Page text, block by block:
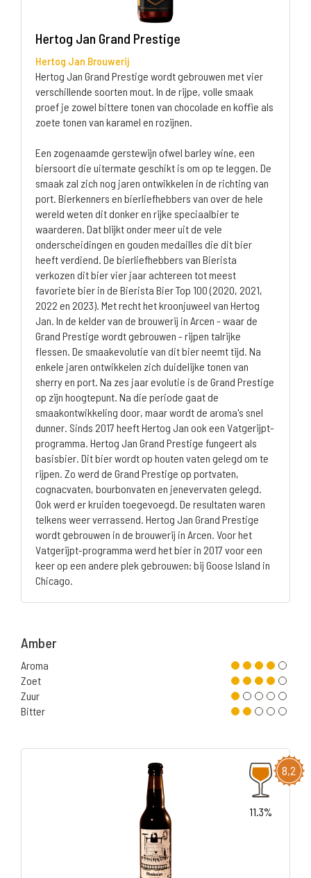
Hertog Jan Grand Prestige
Hertog Jan Brouwerij
Hertog Jan Grand Prestige wordt gebrouwen met vier
verschillende soorten mout. In de rijpe, volle smaak
proef je zowel bittere tonen van chocolade en koffie als
zoete tonen van karamel en rozijnen.
Een zogenaamde gerstewijn ofwel barley wine, een
biersoort die uitermate geschikt is om op te leggen. De
smaak zal zich nog jaren ontwikkelen in de richting van
port. Bierkenners en bierliefhebbers van over de hele
wereld weten dit donker en rijke speciaalbier te
waarderen. Dat blijkt onder meer uit de vele
onderscheidingen en gouden medailles die dit bier
heeft verdiend. De bierliefhebbers van Bierista
verkozen dit bier vier jaar achtereen tot meest
favoriete bier in de Bierista Bier Top 100 (2020, 2021,
2022 en 2023). Met recht het kroonjuweel van Hertog
Jan. In de kelder van de brouwerij in Arcen - waar de
Grand Prestige wordt gebrouwen - rijpen talrijke
flessen. De smaakevolutie van dit bier neemt tijd. Na
enkele jaren ontwikkelen zich duidelijke tonen van
sherry en port. Na zes jaar evolutie is de Grand Prestige
op zijn hoogtepunt. Na die periode gaat de
smaakontwikkeling door, maar wordt de aroma's snel
dunner. Sinds 2017 heeft Hertog Jan ook een Vatgerijpt-
programma. Hertog Jan Grand Prestige fungeert als
basisbier. Dit bier wordt op houten vaten gelegd om te
rijpen. Zo werd de Grand Prestige op portvaten,
cognacvaten, bourbonvaten en jenevervaten gelegd.
Ook werd er kruiden toegevoegd. De resultaten waren
telkens weer verrassend. Hertog Jan Grand Prestige
wordt gebrouwen in de brouwerij in Arcen. Voor het
Vatgerijpt-programma werd het bier in 2017 voor een
keer op een andere plek gebrouwen: bij Goose Island in
Chicago.
Amber
Aroma
Zoet
Zuur
Bitter
8,2
11.3%